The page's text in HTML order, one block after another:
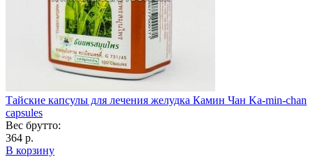
Тайские капсулы для лечения желудка Камин Чан Ka-min-chan
capsules
Вес брутто:
364 р.
В корзину